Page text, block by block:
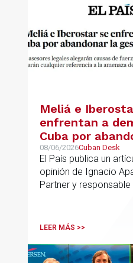
Meliá e
enfrentan a
Cuba por
gestión de los
08/06/2026Cuban Desk
El País publica un
opinión de Ignacio
Partner y responsable
LEER MÁS >>